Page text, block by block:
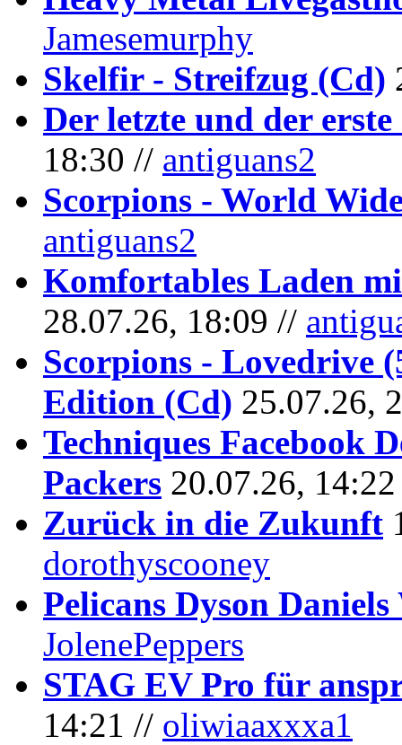
Jamesemurphy
Skelfir - Streifzug (Cd)
Der letzte und der erste
18:30 // antiguans2
Scorpions - World
antiguans2
Komfortables Laden
28.07.26, 18:09 //
Scorpions - Lovedrive
Edition (Cd) 25.07.26,
Techniques Facebook
Packers 20.07.26,
Zurück in die Zukunft
dorothyscooney
Pelicans Dyson
JolenePeppers
STAG EV Pro für
14:21 // oliwiaaxxxa1